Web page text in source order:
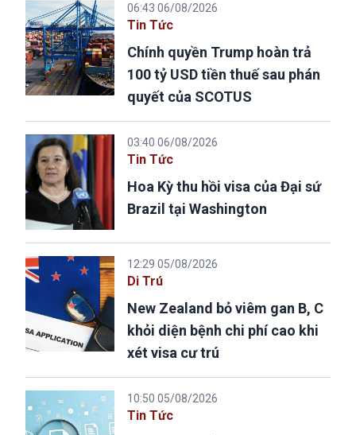
06:43 06/08/2026
Tin Tức
Chính quyền Trump hoàn trả
100 tỷ USD tiền thuế sau phán
quyết của SCOTUS
03:40 06/08/2026
Tin Tức
Hoa Kỳ thu hồi visa của Đại sứ
Brazil tại Washington
12:29 05/08/2026
Di Trú
New Zealand bỏ viêm gan B, C
khỏi diện bệnh chi phí cao khi
xét visa cư trú
10:50 05/08/2026
Tin Tức